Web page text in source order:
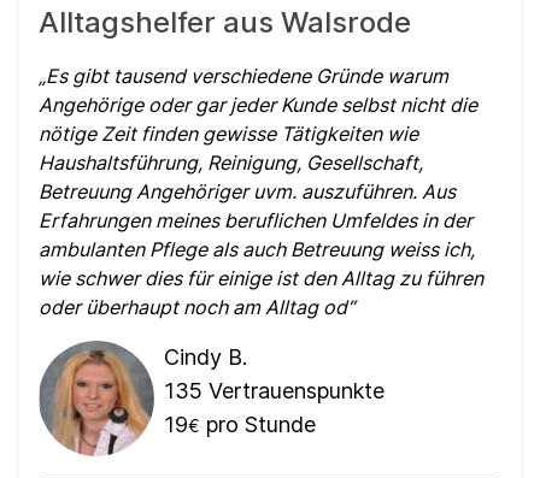
Alltagshelfer aus Walsrode
Es gibt tausend verschiedene Gründe warum
Angehörige oder gar jeder Kunde selbst nicht die
nötige Zeit finden gewisse Tätigkeiten wie
Haushaltsführung, Reinigung, Gesellschaft,
Betreuung Angehöriger uvm. auszuführen. Aus
Erfahrungen meines beruflichen Umfeldes in der
ambulanten Pflege als auch Betreuung weiss ich,
wie schwer dies für einige ist den Alltag zu führen
oder überhaupt noch am Alltag od
Cindy B.
135 Vertrauenspunkte
19€ pro Stunde